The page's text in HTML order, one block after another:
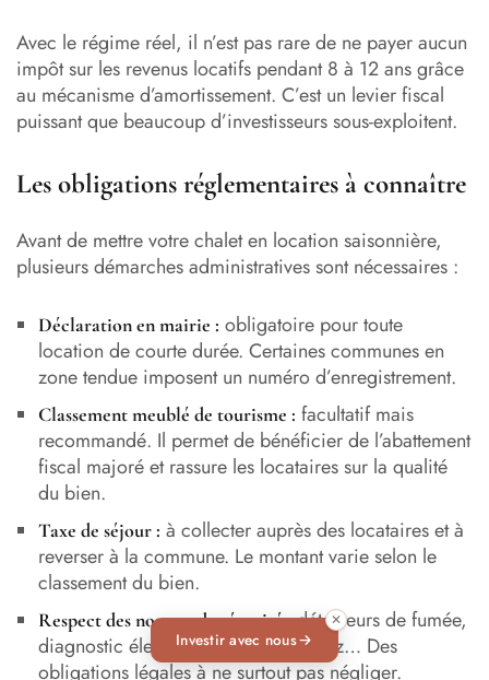
Avec le régime réel, il n’est pas rare de ne payer aucun
impôt sur les revenus locatifs pendant 8 à 12 ans grâce
au mécanisme d’amortissement. C’est un levier fiscal
puissant que beaucoup d’investisseurs sous-exploitent.
Les obligations réglementaires à connaître
Avant de mettre votre chalet en location saisonnière,
plusieurs démarches administratives sont nécessaires :
Déclaration en mairie : obligatoire pour toute
location de courte durée. Certaines communes en
zone tendue imposent un numéro d’enregistrement.
Classement meublé de tourisme : facultatif mais
recommandé. Il permet de bénéficier de l’abattement
fiscal majoré et rassure les locataires sur la qualité
du bien.
Taxe de séjour : à collecter auprès des locataires et à
reverser à la commune. Le montant varie selon le
classement du bien.
Respect des normes de sécurité :détecteurs de fumée,
diagnostic électrique, conformité gaz… Des
obligations légales à ne surtout pas négliger.
Investir avec nous
✕